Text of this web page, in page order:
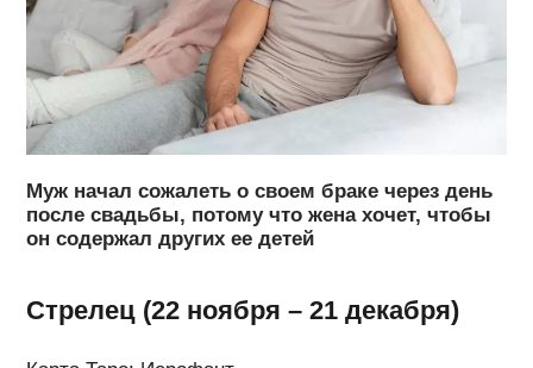
Муж начал сожалеть о своем браке через день
после свадьбы, потому что жена хочет, чтобы
он содержал других ее детей
Стрелец (22 ноября – 21 декабря)